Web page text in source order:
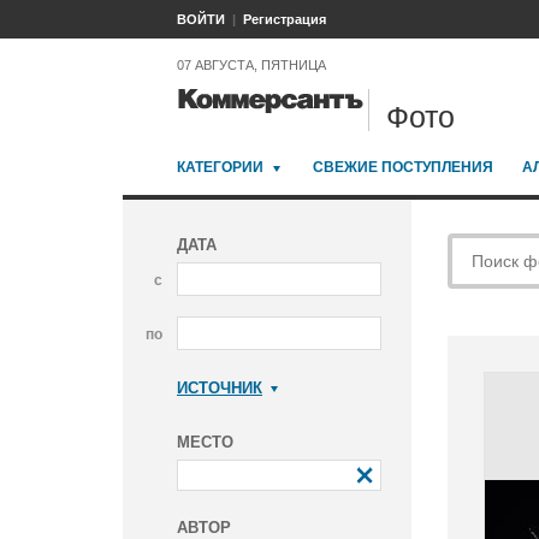
ВОЙТИ Регистрация
07 АВГУСТА, ПЯТНИЦА
Фото
КАТЕГОРИИ СВЕЖИЕ ПОСТУПЛЕНИЯ
ДАТА
с
по
ИСТОЧНИК
МЕСТО
АВТОР